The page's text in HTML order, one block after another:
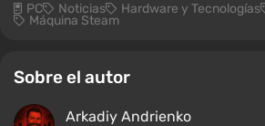
PC Noticias Hardware y Tecnologías
Máquina Steam
Sobre el autor
Arkadiy Andrienko